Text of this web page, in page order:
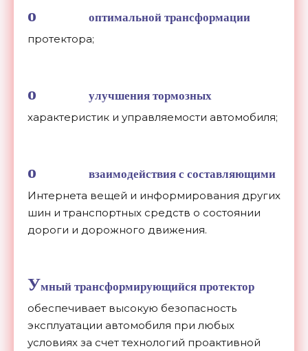
o оптимальной трансформации
протектора;
o улучшения тормозных
характеристик и управляемости автомобиля;
o взаимодействия с составляющими
Интернета вещей и информирования других
шин и транспортных средств о состоянии
дороги и дорожного движения.
Умный трансформирующийся протектор
обеспечивает высокую безопасность
эксплуатации автомобиля при любых
условиях за счет технологий проактивной